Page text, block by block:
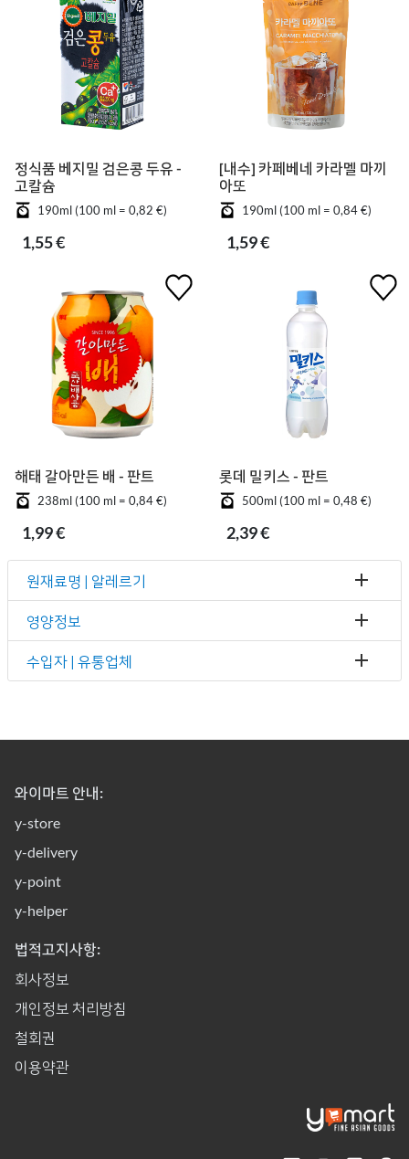
정식품 베지밀 검은콩 두유 -
고칼슘
190ml (100 ml = 0,82 €)
1,55 €
[내수] 카페베네 카라멜 마끼
아또
190ml (100 ml = 0,84 €)
1,59 €
해태 갈아만든 배 - 판트
238ml (100 ml = 0,84 €)
1,99 €
롯데 밀키스 - 판트
500ml (100 ml = 0,48 €)
2,39 €
원재료명 | 알레르기
영양정보
수입자 | 유통업체
와이마트 안내:
y-store
y-delivery
y-point
y-helper
법적고지사항:
회사정보
개인정보 처리방침
철회권
이용약관